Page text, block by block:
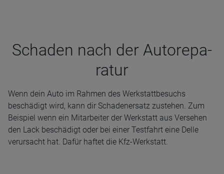
Scha­den nach der Auto­re­pa­
ra­tur
Wenn dein Auto im Rahmen des Werkstattbesuchs
beschädigt wird, kann dir Schadenersatz zustehen. Zum
Beispiel wenn ein Mitarbeiter der Werkstatt aus Versehen
den Lack beschädigt oder bei einer Testfahrt eine Delle
verursacht hat. Dafür haftet die Kfz-Werkstatt.